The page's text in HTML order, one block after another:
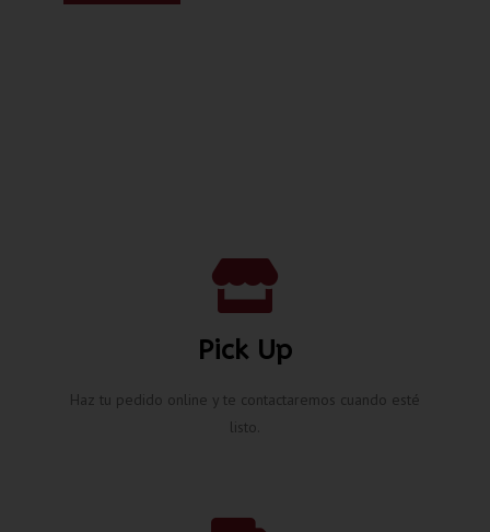
Pick Up
Haz tu pedido online y te contactaremos cuando esté
listo.